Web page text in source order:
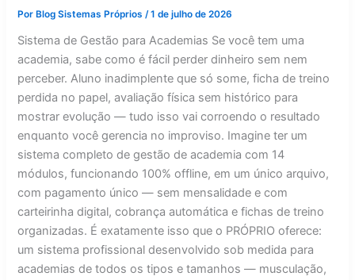
PorBlog Sistemas Próprios/1 de julho de 2026
Sistema de Gestão para Academias Se você tem uma
academia, sabe como é fácil perder dinheiro sem nem
perceber. Aluno inadimplente que só some, ficha de treino
perdida no papel, avaliação física sem histórico para
mostrar evolução — tudo isso vai corroendo o resultado
enquanto você gerencia no improviso. Imagine ter um
sistema completo de gestão de academia com 14
módulos, funcionando 100% offline, em um único arquivo,
com pagamento único — sem mensalidade e com
carteirinha digital, cobrança automática e fichas de treino
organizadas. É exatamente isso que o PRÓPRIO oferece:
um sistema profissional desenvolvido sob medida para
academias de todos os tipos e tamanhos — musculação,